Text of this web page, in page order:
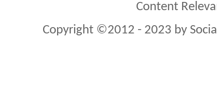
Content
Copyright ©2012 - 2023 by